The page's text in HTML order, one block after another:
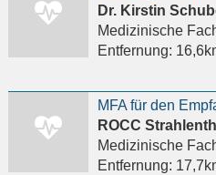
Dr. Kirstin
Medizinische
Entfernung:
MFA für den
ROCC
Medizinische
Entfernung: